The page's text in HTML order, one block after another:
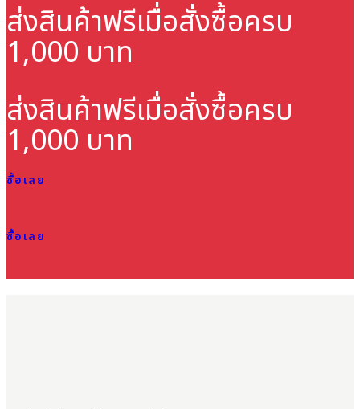
ส่งสินค้าฟรีเมื่อสั่งซื้อครบ
1,000 บาท
ส่งสินค้าฟรีเมื่อสั่งซื้อครบ
1,000 บาท
ซื้อเลย
ซื้อเลย